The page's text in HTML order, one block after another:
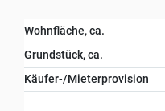
Wohnfläche, ca.
Grundstück, ca.
Käufer-/Mieterprovision